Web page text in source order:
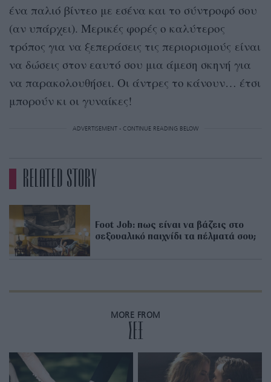
ένα παλιό βίντεο με εσένα και το σύντροφό σου
(αν υπάρχει). Μερικές φορές ο καλύτερος
τρόπος για να ξεπεράσεις τις περιορισμούς είναι
να δώσεις στον εαυτό σου μια άμεση σκηνή για
να παρακολουθήσει. Οι άντρες το κάνουν… έτσι
μπορούν κι οι γυναίκες!
ADVERTISEMENT - CONTINUE READING BELOW
RELATED STORY
Foot Job: πως είναι να βάζεις στο
σεξουαλικό παιχνίδι τα πέλματά σου;
MORE FROM
ΣΕΞ